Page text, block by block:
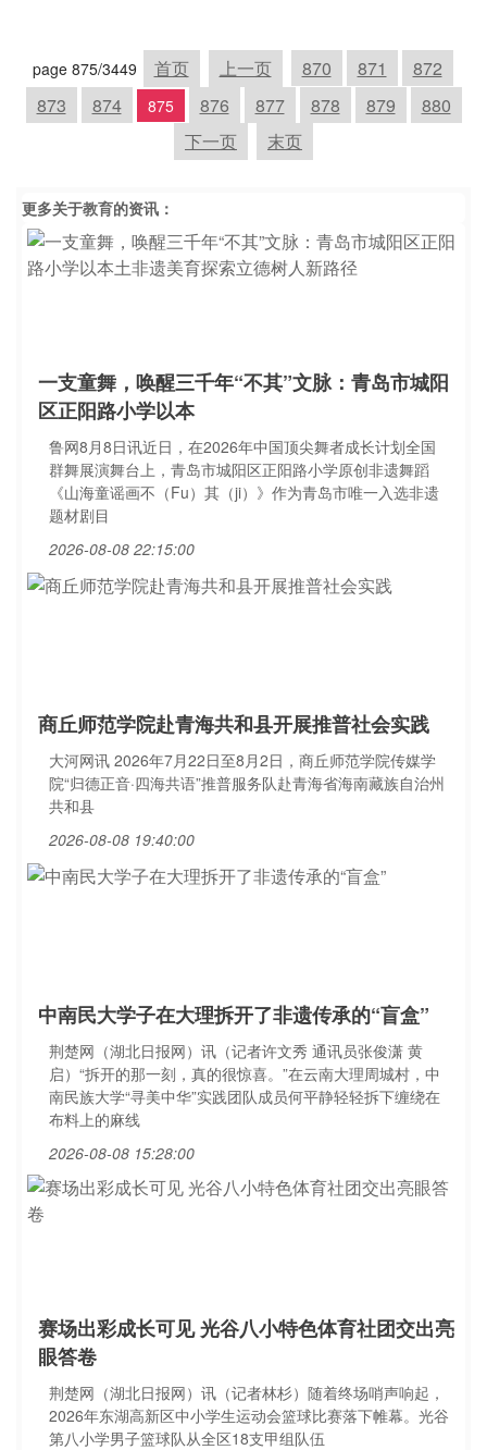
page 875/3449 首页 上一页 870 871
872
873
874 875 876 877 878 879
880
下一页
末页
更多关于教育的资讯：
一支童舞，唤醒三千年“不其”文脉：青岛市城阳
区正阳路小学以本
鲁网8月8日讯近日，在2026年中国顶尖舞者成长计划全国
群舞展演舞台上，青岛市城阳区正阳路小学原创非遗舞蹈
《山海童谣画不（Fu）其（ji）》作为青岛市唯一入选非遗
题材剧目
2026-08-08 22:15:00
商丘师范学院赴青海共和县开展推普社会实践
大河网讯 2026年7月22日至8月2日，商丘师范学院传媒学
院“归德正音·四海共语”推普服务队赴青海省海南藏族自治州
共和县
2026-08-08 19:40:00
中南民大学子在大理拆开了非遗传承的“盲盒”
荆楚网（湖北日报网）讯（记者许文秀 通讯员张俊潇 黄
启）“拆开的那一刻，真的很惊喜。”在云南大理周城村，中
南民族大学“寻美中华”实践团队成员何平静轻轻拆下缠绕在
布料上的麻线
2026-08-08 15:28:00
赛场出彩成长可见 光谷八小特色体育社团交出亮
眼答卷
荆楚网（湖北日报网）讯（记者林杉）随着终场哨声响起，
2026年东湖高新区中小学生运动会篮球比赛落下帷幕。光谷
第八小学男子篮球队从全区18支甲组队伍